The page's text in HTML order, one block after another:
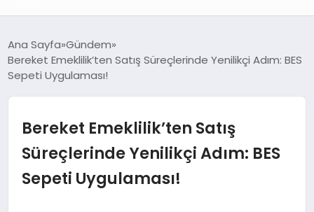
DEMOLAR
OYUN
Ana Sayfa Gündem
Bereket Emeklilik’ten Satış Süreçlerinde Yenilikçi Adım: BES
Sepeti Uygulaması!
Bereket Emeklilik’ten Satış
Süreçlerinde Yenilikçi Adım: BES
Sepeti Uygulaması!